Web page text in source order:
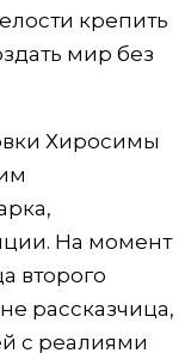
крепить
мир без
Хиросимы
На момент
второго
рассказчица,
с реалиями